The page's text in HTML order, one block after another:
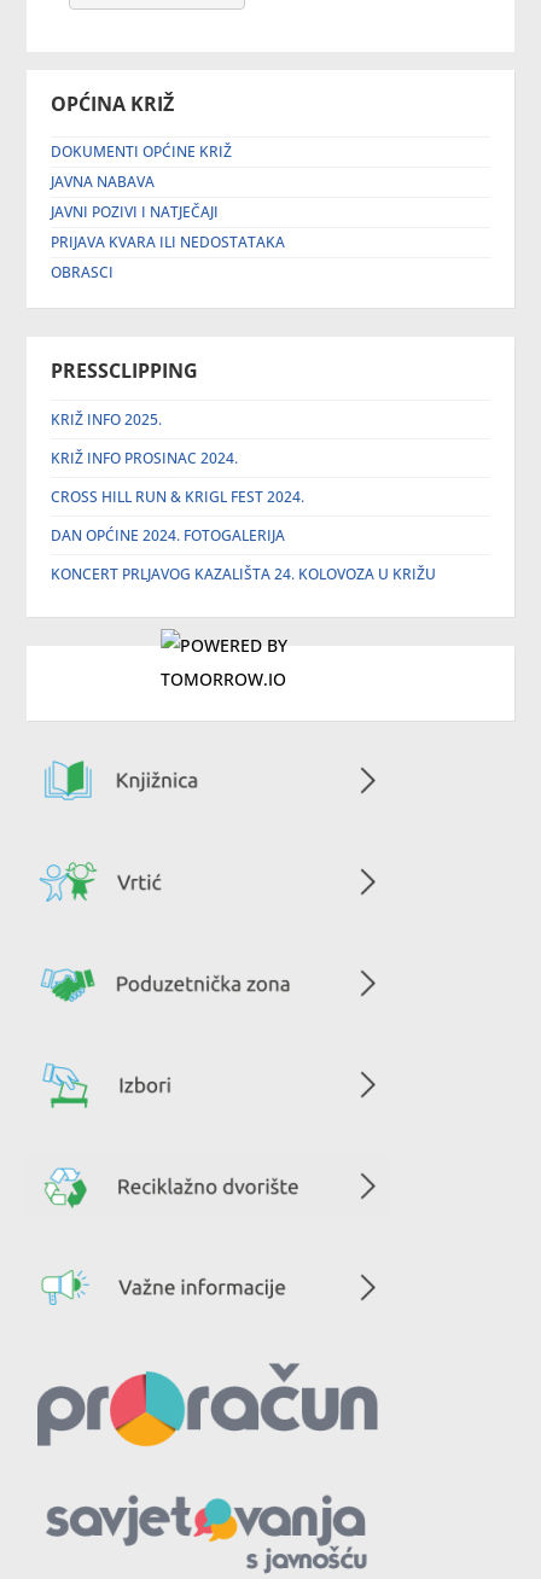
OPĆINA KRIŽ
DOKUMENTI OPĆINE KRIŽ
JAVNA NABAVA
JAVNI POZIVI I NATJEČAJI
PRIJAVA KVARA ILI NEDOSTATAKA
OBRASCI
PRESSCLIPPING
KRIŽ INFO 2025.
KRIŽ INFO PROSINAC 2024.
CROSS HILL RUN & KRIGL FEST 2024.
DAN OPĆINE 2024. FOTOGALERIJA
KONCERT PRLJAVOG KAZALIŠTA 24. KOLOVOZA U KRIŽU